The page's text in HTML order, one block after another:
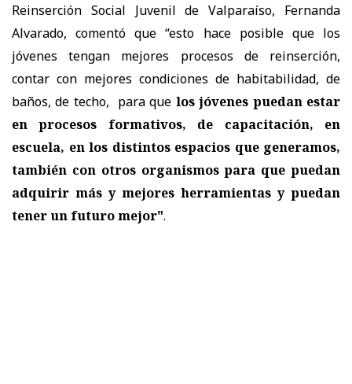
Reinserción Social Juvenil de Valparaíso, Fernanda
Alvarado, comentó que “esto hace posible que los
jóvenes tengan mejores procesos de reinserción,
contar con mejores condiciones de habitabilidad, de
baños, de techo, para que los jóvenes puedan estar
en procesos formativos, de capacitación, en
escuela, en los distintos espacios que generamos,
también con otros organismos para que puedan
adquirir más y mejores herramientas y puedan
tener un futuro mejor".